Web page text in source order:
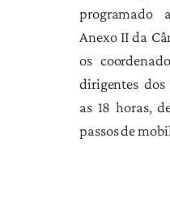
programado
Anexo II da
os
dirigentes dos
as 18 horas,
passos de